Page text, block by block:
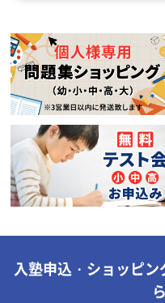
入塾申込・ショッピ